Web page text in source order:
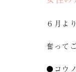
６月よ
奮って
●コウ